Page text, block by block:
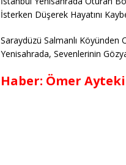
İsterken Düşerek Hayatını
Saraydüzü Salmanlı
Yenisahrada, Sevenlerinin
Haber: Ömer